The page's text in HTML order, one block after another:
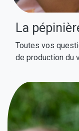
La
Toutes vos
de production du